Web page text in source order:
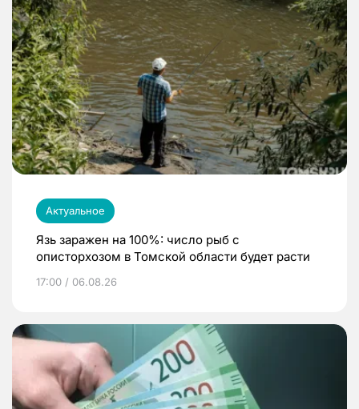
Актуальное
Язь заражен на 100%: число рыб с
описторхозом в Томской области будет расти
17:00 / 06.08.26